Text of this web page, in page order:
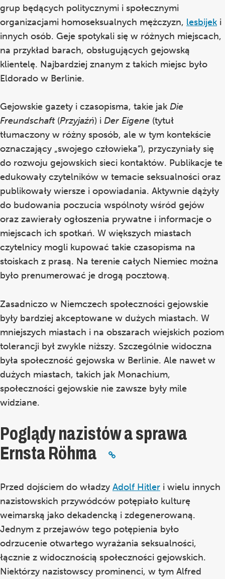
grup będących politycznymi i społecznymi
organizacjami homoseksualnych mężczyzn, lesbijek i
innych osób. Geje spotykali się w różnych miejscach,
na przykład barach, obsługujących gejowską
klientelę. Najbardziej znanym z takich miejsc było
Eldorado w Berlinie.
Gejowskie gazety i czasopisma, takie jak Die
Freundschaft(Przyjaźń) i Der Eigene (tytuł
tłumaczony w różny sposób, ale w tym kontekście
oznaczający „swojego człowieka”), przyczyniały się
do rozwoju gejowskich sieci kontaktów. Publikacje te
edukowały czytelników w temacie seksualności oraz
publikowały wiersze i opowiadania. Aktywnie dążyły
do budowania poczucia wspólnoty wśród gejów
oraz zawierały ogłoszenia prywatne i informacje o
miejscach ich spotkań. W większych miastach
czytelnicy mogli kupować takie czasopisma na
stoiskach z prasą. Na terenie całych Niemiec można
było prenumerować je drogą pocztową.
Zasadniczo w Niemczech społeczności gejowskie
były bardziej akceptowane w dużych miastach. W
mniejszych miastach i na obszarach wiejskich poziom
tolerancji był zwykle niższy. Szczególnie widoczna
była społeczność gejowska w Berlinie. Ale nawet w
dużych miastach, takich jak Monachium,
społeczności gejowskie nie zawsze były mile
widziane.
Poglądy nazistów a sprawa
Ernsta Röhma
Przed dojściem do władzy Adolf Hitler i wielu innych
nazistowskich przywódców potępiało kulturę
weimarską jako dekadencką i zdegenerowaną.
Jednym z przejawów tego potępienia było
odrzucenie otwartego wyrażania seksualności,
łącznie z widocznością społeczności gejowskich.
Niektórzy nazistowscy prominenci, w tym Alfred